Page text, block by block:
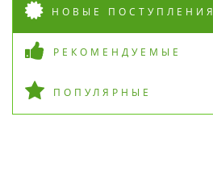
НОВЫЕ ПОСТУПЛЕНИЯ
РЕКОМЕНДУЕМЫЕ
ПОПУЛЯРНЫЕ